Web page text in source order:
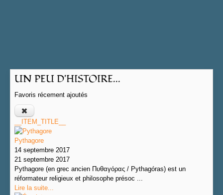
UN PEU D'HISTOIRE...
Favoris récement ajoutés
__ITEM_TITLE__
Pythagore
14 septembre 2017
21 septembre 2017
Pythagore (en grec ancien Πυθαγόρας / Pythagóras) est un
réformateur religieux et philosophe présoc ...
Lire la suite...